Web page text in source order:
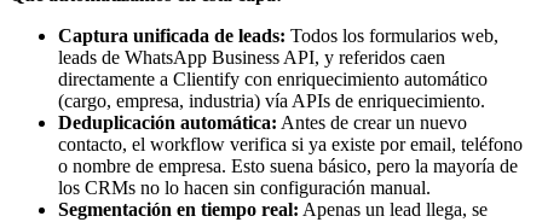
Captura unificada de leads: Todos los formularios web,
leads de WhatsApp Business API, y referidos caen
directamente a Clientify con enriquecimiento automático
(cargo, empresa, industria) vía APIs de enriquecimiento.
Deduplicación automática: Antes de crear un nuevo
contacto, el workflow verifica si ya existe por email, teléfono
o nombre de empresa. Esto suena básico, pero la mayoría de
los CRMs no lo hacen sin configuración manual.
Segmentación en tiempo real: Apenas un lead llega, se